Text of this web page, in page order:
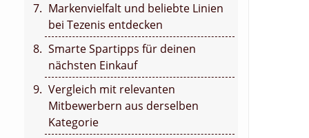
Markenvielfalt und beliebte Linien
bei Tezenis entdecken
Smarte Spartipps für deinen
nächsten Einkauf
Vergleich mit relevanten
Mitbewerbern aus derselben
Kategorie